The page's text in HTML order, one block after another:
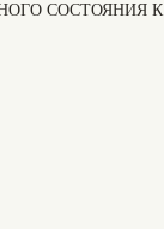
СОСТОЯНИЯ К